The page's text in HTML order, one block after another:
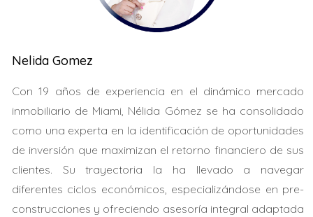
financiamiento. Aquí algunos puntos a considerar:
esta relación es alta, te calificarán para menos.
pueden bajar tu puntaje crediticio.
Mantener saldos altos genera
intereses, lo que complica más tu situación
financiera.
Caso Práctico 1: La familia Pérez
La familia Pérez quería comprar su primera casa en
Miami. Tenían ahorrados $30,000, pero también un saldo
Nelida Gomez
Con 19 años de experiencia en el dinámico mercado
inmobiliario de Miami, Nélida Gómez se ha consolidado
como una experta en la identificación de oportunidades
de inversión que maximizan el retorno financiero de sus
clientes. Su trayectoria la ha llevado a navegar
diferentes ciclos económicos, especializándose en pre-
construcciones y ofreciendo asesoría integral adaptada